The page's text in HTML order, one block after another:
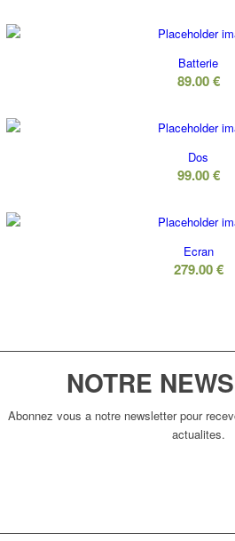
Batterie
89.00€
Dos
99.00€
Ecran
279.00€
NOTRE
Abonnez vous a notre newsletter pour
actualites.